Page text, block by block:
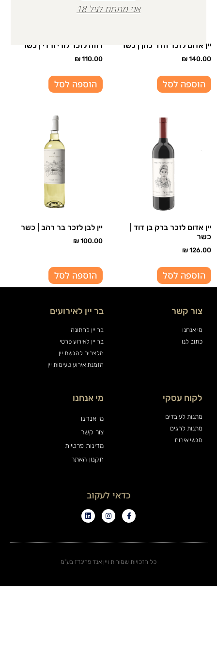
יין אדום לזכר הדר כהן | כשר
₪140.00
הוספה לסל
רוזה לזכר לורי ורדי | כשר
₪110.00
הוספה לסל
יין אדום לזכר ברק בן דוד |
כשר
₪126.00
הוספה לסל
יין לבן לזכר בר רהב | כשר
₪100.00
הוספה לסל
צור קשר
מי אנחנו
כתוב לנו
בר יין לאירועים
בר יין לחתונה
בר יין לאירוע פרטי
מלצרים להגשת יין
הזמנת אירוע טעימות יין
לקוח עסקי
מתנות לעובדים
מתנות לחגים
מגשי אירוח
מי אנחנו
מי אנחנו
צור קשר
מדינות פרטיות
תקנון האתר
כדאי לעקוב
כל הזכויות שמורות ויין אנד פרינדז בע"מ
אני מתחת לגיל 18